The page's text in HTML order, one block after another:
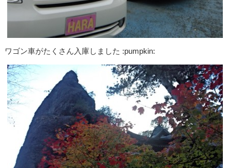
ワゴン車がたくさん入庫しました :pumpkin: